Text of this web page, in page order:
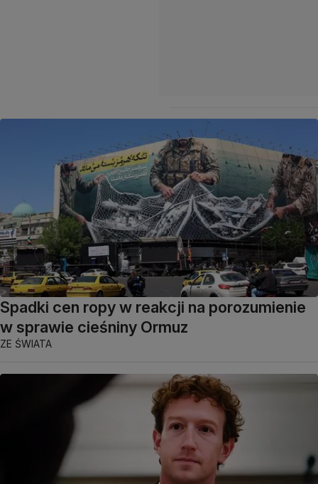
Spadki cen ropy w reakcji na porozumienie
w sprawie cieśniny Ormuz
ZE ŚWIATA